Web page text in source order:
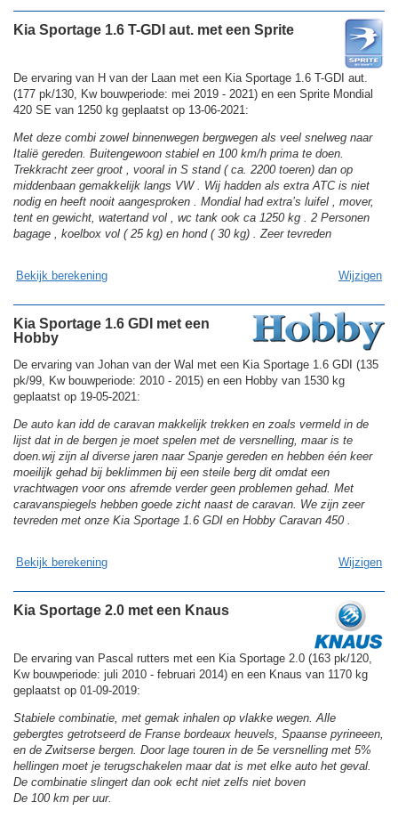
Kia Sportage 1.6 T-GDI aut. met een Sprite
De ervaring van H van der Laan met een Kia Sportage 1.6 T-GDI aut.
(177 pk/130, Kw bouwperiode: mei 2019 - 2021) en een Sprite Mondial
420 SE van 1250 kg geplaatst op 13-06-2021:
Met deze combi zowel binnenwegen bergwegen als veel snelweg naar
Italië gereden. Buitengewoon stabiel en 100 km/h prima te doen.
Trekkracht zeer groot , vooral in S stand ( ca. 2200 toeren) dan op
middenbaan gemakkelijk langs VW . Wij hadden als extra ATC is niet
nodig en heeft nooit aangesproken . Mondial had extra’s luifel , mover,
tent en gewicht, watertand vol , wc tank ook ca 1250 kg . 2 Personen
bagage , koelbox vol ( 25 kg) en hond ( 30 kg) . Zeer tevreden
Bekijk berekening Wijzigen
Kia Sportage 1.6 GDI met een
Hobby
De ervaring van Johan van der Wal met een Kia Sportage 1.6 GDI (135
pk/99, Kw bouwperiode: 2010 - 2015) en een Hobby van 1530 kg
geplaatst op 19-05-2021:
De auto kan idd de caravan makkelijk trekken en zoals vermeld in de
lijst dat in de bergen je moet spelen met de versnelling, maar is te
doen.wij zijn al diverse jaren naar Spanje gereden en hebben één keer
moeilijk gehad bij beklimmen bij een steile berg dit omdat een
vrachtwagen voor ons afremde verder geen problemen gehad. Met
caravanspiegels hebben goede zicht naast de caravan. We zijn zeer
tevreden met onze Kia Sportage 1.6 GDI en Hobby Caravan 450 .
Bekijk berekening Wijzigen
Kia Sportage 2.0 met een Knaus
De ervaring van Pascal rutters met een Kia Sportage 2.0 (163 pk/120,
Kw bouwperiode: juli 2010 - februari 2014) en een Knaus van 1170 kg
geplaatst op 01-09-2019:
Stabiele combinatie, met gemak inhalen op vlakke wegen. Alle
gebergtes getrotseerd de Franse bordeaux heuvels, Spaanse pyrineeen,
en de Zwitserse bergen. Door lage touren in de 5e versnelling met 5%
hellingen moet je terugschakelen maar dat is met elke auto het geval.
De combinatie slingert dan ook echt niet zelfs niet boven
De 100 km per uur.